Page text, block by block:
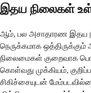
இதய நிலைகள்
ஆம், பல அசாதாரண இதய
நெருக்கமாக
நிலைமைகள் குறைவாக
கொள்வது முக்கியம்,
சிகிச்சையுடன்